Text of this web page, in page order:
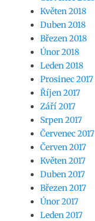
Květen 2018
Duben 2018
Březen 2018
Únor 2018
Leden 2018
Prosinec 2017
Říjen 2017
Září 2017
Srpen 2017
Červenec 2017
Červen 2017
Květen 2017
Duben 2017
Březen 2017
Únor 2017
Leden 2017